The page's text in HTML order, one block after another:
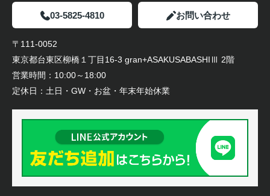
03-5825-4810 お問い合わせ
〒111-0052
東京都台東区柳橋１丁目16-3 gran+ASAKUSABASHIⅢ 2階
営業時間： 10:00～18:00
定休日： 土日・GW・お盆・年末年始休業